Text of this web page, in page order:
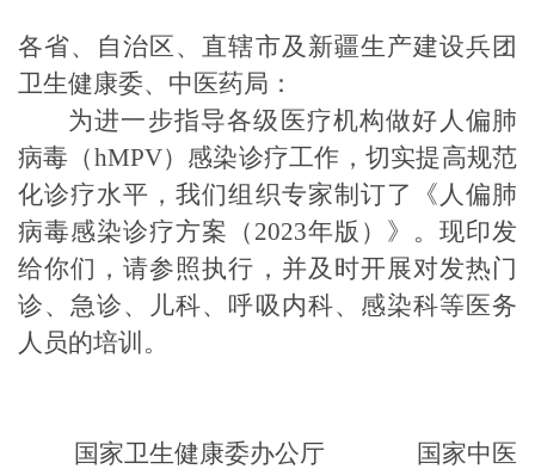
各省、自治区、直辖市及新疆生产建设兵团
卫生健康委、中医药局 ：
为进一步指导各级医疗机构做好人偏肺
病毒（hMPV）感染诊疗工作， 切实提高规范
化诊疗水平，我们组织专家制订了《人偏肺
病毒感染诊疗方案（ 2023年版）》。现印发
给你们，请参照执行 ，并及时开展对发热门
诊、急诊、儿科、呼吸内科、感染科等医务
人员的培训 。
国家卫生健康委办公厅 国家中医